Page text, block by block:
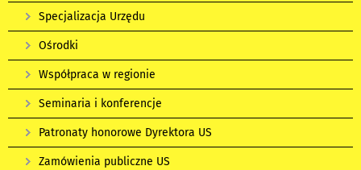
Specjalizacja Urzędu
Ośrodki
Współpraca w regionie
Seminaria i konferencje
Patronaty honorowe Dyrektora US
Zamówienia publiczne US